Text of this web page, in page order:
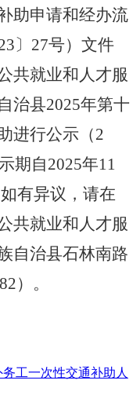
助申请和经办流
〕 27号）文件
共就业和人才服
治县2025年第十
进行公示（2
期 自2025年11
有异议，请在
共就业和人才服
自治县石林南路
）。
工一次性交通补助人